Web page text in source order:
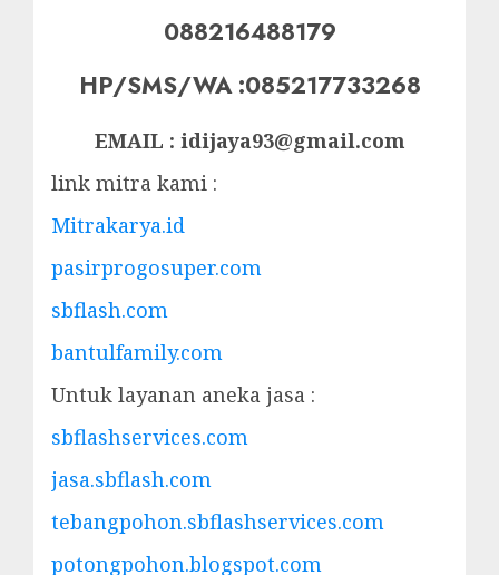
088216488179
HP/SMS/WA :085217733268
EMAIL : idijaya93@gmail.com
link mitra kami :
Mitrakarya.id
pasirprogosuper.com
sbflash.com
bantulfamily.com
Untuk layanan aneka jasa :
sbflashservices.com
jasa.sbflash.com
tebangpohon.sbflashservices.com
potongpohon.blogspot.com